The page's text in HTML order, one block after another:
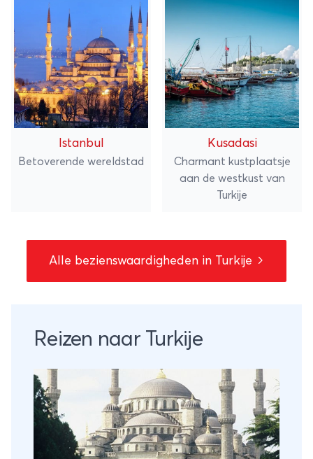
Istanbul
Betoverende wereldstad
Kusadasi
Charmant kustplaatsje
aan de westkust van
Turkije
Alle bezienswaardigheden in Turkije
Reizen naar Turkije